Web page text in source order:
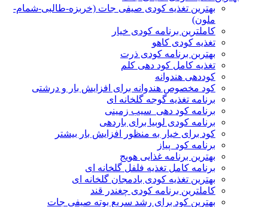
بهترین تغذیه کودی صیفی جات (خربزه-طالبی-شمام-
ملون)
کاملترین برنامه کودی خیار
تغذیه کودی کاهو
بهتربن برنامه کودی ذرت
تغذیه کامل کود دهی کلم
کوددهی هندوانه
کود مخصوص هندوانه برای افزایش بار و درشتی
برنامه تغذیه گوجه گلخانه ای
برنامه کود دهی سیب زمینی
برنامه کودی لوبیا برای باردهی
کود برای خیار به منظور افزایش بار بیشتر
برنامه کود پیاز
بهترین برنامه غذایی هویج
برنامه کامل تغذیه فلفل گلخانه ای
بهترین تغذیه کودی بادمجان گلخانه ای
کاملترین برنامه کودی چغندر قند
بهترین کود برای رشد سریع بوته صیفی جات